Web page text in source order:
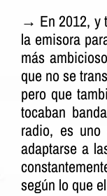
→ En 2012, y
la emisora
más
que no se
pero que
tocaban
radio, es
adaptarse a
según lo que